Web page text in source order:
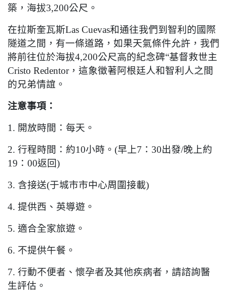
築，海拔3,200公尺。
在拉斯奎瓦斯Las Cuevas和通往我們到智利的國際
隧道之間，有一條道路，如果天氣條件允許，我們
將前往位於海拔4,200公尺高的紀念碑“基督救世主
Cristo Redentor，這象徵著阿根廷人和智利人之間
的兄弟情誼。
注意事項：
1. 開放時間：每天。
2. 行程時間：約10小時。 (早上7 ： 30出發/晚上約
19 ： 00返回)
3. 含接送(于城市市中心周圍接載)
4. 提供西、英導遊。
5. 適合全家旅遊。
6. 不提供午餐。
7. 行動不便者、懷孕者及其他疾病者，請諮詢醫
生評估。